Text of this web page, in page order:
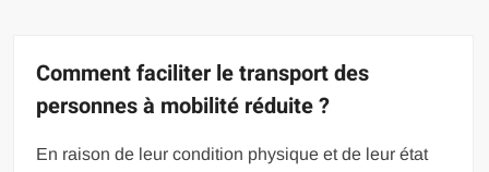
Comment faciliter le transport des
personnes à mobilité réduite ?
En raison de leur condition physique et de leur état